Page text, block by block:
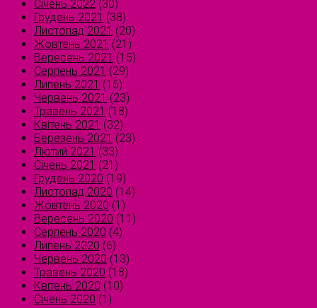
Січень 2022 (30)
Грудень 2021 (38)
Листопад 2021 (20)
Жовтень 2021 (21)
Вересень 2021 (15)
Серпень 2021 (29)
Липень 2021 (16)
Червень 2021 (23)
Травень 2021 (18)
Квітень 2021 (32)
Березень 2021 (23)
Лютий 2021 (33)
Січень 2021 (21)
Грудень 2020 (19)
Листопад 2020 (14)
Жовтень 2020 (1)
Вересень 2020 (11)
Серпень 2020 (4)
Липень 2020 (6)
Червень 2020 (13)
Травень 2020 (18)
Квітень 2020 (10)
Січень 2020 (1)